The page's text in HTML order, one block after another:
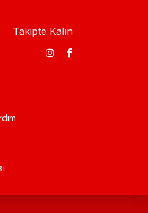
Takipte Kalın